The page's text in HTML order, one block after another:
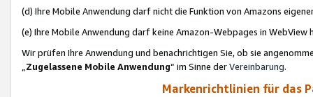
(d) Ihre Mobile Anwendung darf nicht die Funktion von Amazons
(e) Ihre Mobile Anwendung darf keine Amazon-Webpages in WebView
Wir prüfen Ihre Anwendung und benachrichtigen Sie, ob sie
„Zugelassene Mobile Anwendung“ im Sinne derVereinbarung.
Markenrichtlinien für das